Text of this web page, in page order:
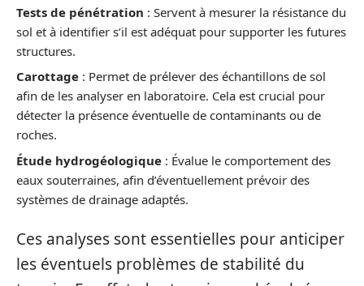
Tests de pénétration : Servent à mesurer la résistance du
sol et à identifier s’il est adéquat pour supporter les futures
structures.
Carottage : Permet de prélever des échantillons de sol
afin de les analyser en laboratoire. Cela est crucial pour
détecter la présence éventuelle de contaminants ou de
roches.
Étude hydrogéologique : Évalue le comportement des
eaux souterraines, afin d’éventuellement prévoir des
systèmes de drainage adaptés.
Ces analyses sont essentielles pour anticiper
les éventuels problèmes de stabilité du